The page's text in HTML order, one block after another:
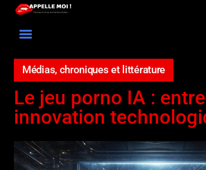
Médias, chroniques et littérature
Le jeu porno IA :
innovation